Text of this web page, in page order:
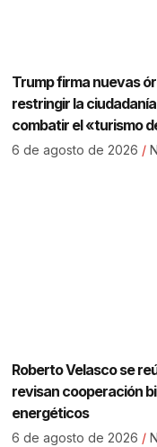
Trump firma nuevas
restringir la
combatir el «turismo
6 de agosto de 2026
Roberto Velasco se
revisan cooperación
energéticos
6 de agosto de 2026